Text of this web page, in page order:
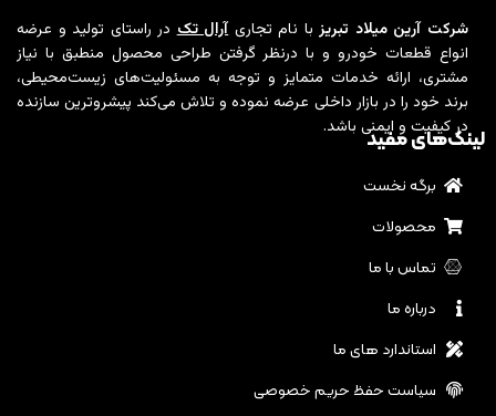
شرکت آرین میلاد تبریزبا نام تجاریآرال تکدر راستای تولید و عرضه
انواع قطعات خودرو و با درنظر گرفتن طراحی محصول منطبق با نیاز
مشتری، ارائه خدمات متمایز و توجه به مسئولیت‌های زیست‌محیطی،
برند خود را در بازار داخلی عرضه نموده و تلاش می‌کند پیشروترین سازنده
در کیفیت و ایمنی باشد.
لینک‌های مفید
برگه نخست
محصولات
تماس با ما
درباره ما
استاندارد های ما
سیاست حفظ حریم خصوصی